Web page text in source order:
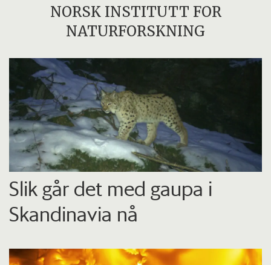
NORSK INSTITUTT FOR
NATURFORSKNING
Slik går det med gaupa i
Skandinavia nå